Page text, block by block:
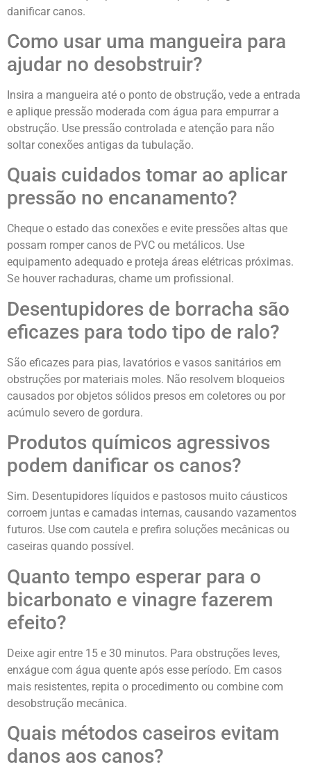
danificar canos.
Como usar uma mangueira para
ajudar no desobstruir?
Insira a mangueira até o ponto de obstrução, vede a entrada
e aplique pressão moderada com água para empurrar a
obstrução. Use pressão controlada e atenção para não
soltar conexões antigas da tubulação.
Quais cuidados tomar ao aplicar
pressão no encanamento?
Cheque o estado das conexões e evite pressões altas que
possam romper canos de PVC ou metálicos. Use
equipamento adequado e proteja áreas elétricas próximas.
Se houver rachaduras, chame um profissional.
Desentupidores de borracha são
eficazes para todo tipo de ralo?
São eficazes para pias, lavatórios e vasos sanitários em
obstruções por materiais moles. Não resolvem bloqueios
causados por objetos sólidos presos em coletores ou por
acúmulo severo de gordura.
Produtos químicos agressivos
podem danificar os canos?
Sim. Desentupidores líquidos e pastosos muito cáusticos
corroem juntas e camadas internas, causando vazamentos
futuros. Use com cautela e prefira soluções mecânicas ou
caseiras quando possível.
Quanto tempo esperar para o
bicarbonato e vinagre fazerem
efeito?
Deixe agir entre 15 e 30 minutos. Para obstruções leves,
enxágue com água quente após esse período. Em casos
mais resistentes, repita o procedimento ou combine com
desobstrução mecânica.
Quais métodos caseiros evitam
danos aos canos?